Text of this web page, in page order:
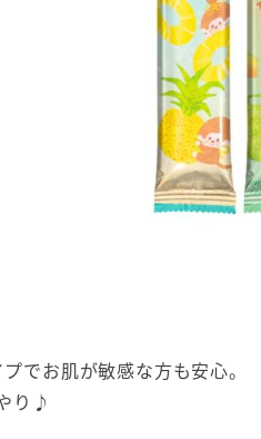
でお肌が敏感な方も安心。
り♪